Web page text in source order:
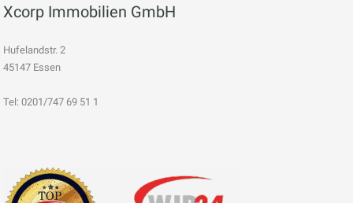
Xcorp Immobilien GmbH
Hufelandstr. 2
45147 Essen
Tel: 0201/747 69 51 1